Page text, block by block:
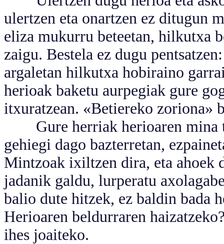
ulertzen eta onartzen ez ditugun
eliza mukurru beteetan, hilkutxa
zaigu. Bestela ez dugu
argaletan hilkutxa hobiraino
herioak baketu aurpegiak gure
itxuratzean. «Betiereko zoriona»
Gure herriak herioaren mina
gehiegi dago bazterretan,
Mintzoak ixiltzen dira, eta ahoek
jadanik galdu, lurperatu
balio dute hitzek, ez baldin bada
Herioaren beldurraren
ihes joaiteko.